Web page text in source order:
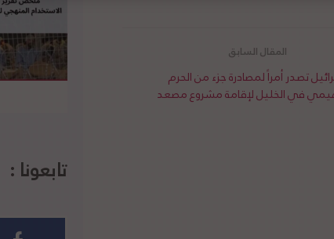
تصدر أمراً لمصادرة جزء من الحرم
في الخليل لإقامة مشروع مصعد
تابعونا :